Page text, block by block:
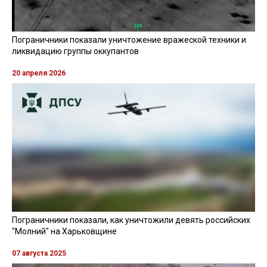
Пограничники показали уничтожение вражеской техники и
ликвидацию группы оккупантов
20 апреля 2026
Пограничники показали, как уничтожили девять российских
"Молний" на Харьковщине
07 августа 2025